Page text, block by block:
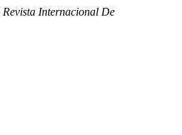
Revista Internacional De